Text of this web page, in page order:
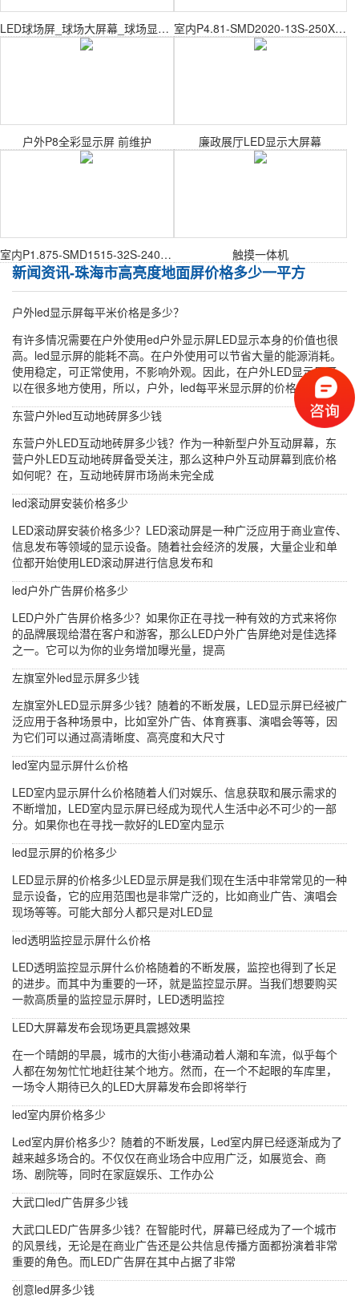
LED球场屏_球场大屏幕_球场显示屏（体育馆，篮球场，足球场） 室内P4.81-SMD2020-13S-250X250mm室内表贴模组
户外P8全彩显示屏 前维护 廉政展厅LED显示大屏幕
室内P1.875-SMD1515-32S-240X240mm室内表贴模组 触摸一体机
新闻资讯-珠海市高亮度地面屏价格多少一平方
户外led显示屏每平米价格是多少？
有许多情况需要在户外使用ed户外显示屏LED显示本身的价值也很
高。led显示屏的能耗不高。在户外使用可以节省大量的能源消耗。
使用稳定，可正常使用，不影响外观。因此，在户外LED显示屏可
以在很多地方使用，所以，户外，led每平米显示屏的价格是...
东营户外led互动地砖屏多少钱
东营户外LED互动地砖屏多少钱？作为一种新型户外互动屏幕，东
营户外LED互动地砖屏备受关注，那么这种户外互动屏幕到底价格
如何呢？在，互动地砖屏市场尚未完全成
led滚动屏安装价格多少
LED滚动屏安装价格多少？LED滚动屏是一种广泛应用于商业宣传、
信息发布等领域的显示设备。随着社会经济的发展，大量企业和单
位都开始使用LED滚动屏进行信息发布和
led户外广告屏价格多少
LED户外广告屏价格多少？如果你正在寻找一种有效的方式来将你
的品牌展现给潜在客户和游客，那么LED户外广告屏绝对是佳选择
之一。它可以为你的业务增加曝光量，提高
左旗室外led显示屏多少钱
左旗室外LED显示屏多少钱？随着的不断发展，LED显示屏已经被广
泛应用于各种场景中，比如室外广告、体育赛事、演唱会等等，因
为它们可以通过高清晰度、高亮度和大尺寸
led室内显示屏什么价格
LED室内显示屏什么价格随着人们对娱乐、信息获取和展示需求的
不断增加，LED室内显示屏已经成为现代人生活中必不可少的一部
分。如果你也在寻找一款好的LED室内显示
led显示屏的价格多少
LED显示屏的价格多少LED显示屏是我们现在生活中非常常见的一种
显示设备，它的应用范围也是非常广泛的，比如商业广告、演唱会
现场等等。可能大部分人都只是对LED显
led透明监控显示屏什么价格
LED透明监控显示屏什么价格随着的不断发展，监控也得到了长足
的进步。而其中为重要的一环，就是监控显示屏。当我们想要购买
一款高质量的监控显示屏时，LED透明监控
LED大屏幕发布会现场更具震撼效果
在一个晴朗的早晨，城市的大街小巷涌动着人潮和车流，似乎每个
人都在匆匆忙忙地赶往某个地方。然而，在一个不起眼的车库里，
一场令人期待已久的LED大屏幕发布会即将举行
led室内屏价格多少
Led室内屏价格多少？随着的不断发展，Led室内屏已经逐渐成为了
越来越多场合的。不仅仅在商业场合中应用广泛，如展览会、商
场、剧院等，同时在家庭娱乐、工作办公
大武口led广告屏多少钱
大武口LED广告屏多少钱？在智能时代，屏幕已经成为了一个城市
的风景线，无论是在商业广告还是公共信息传播方面都扮演着非常
重要的角色。而LED广告屏在其中占据了非常
创意led屏多少钱